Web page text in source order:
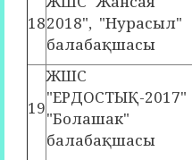
182018", "Нурасыл"
балабақшасы
19
ЖШС
"ЕРДОСТЫҚ-2017"
"Болашак"
балабақшасы